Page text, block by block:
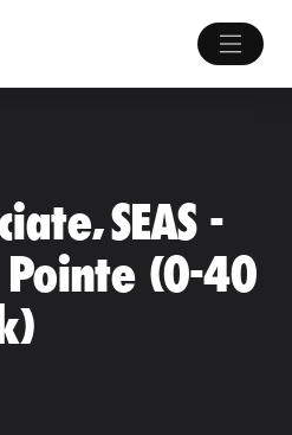
SEAS -
(0-40